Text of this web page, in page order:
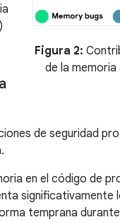
Figura 2:
de la memoria
de seguridad
en el código de
temprana